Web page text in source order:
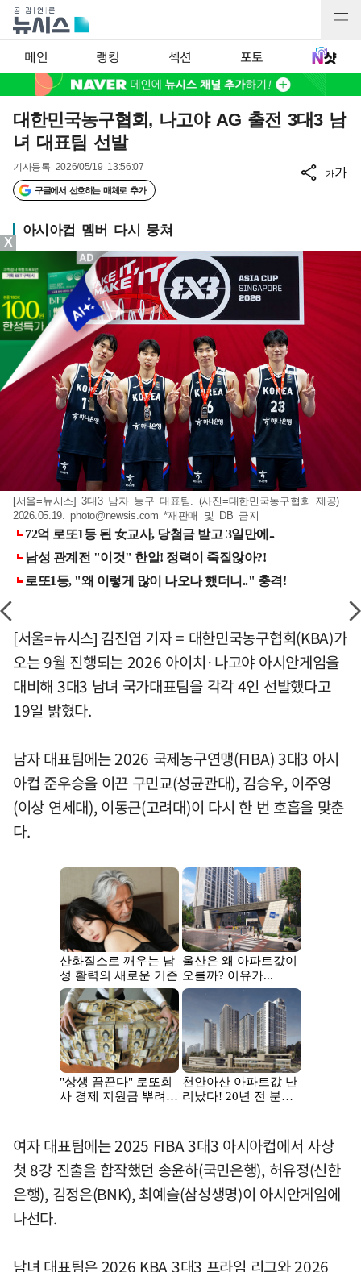
메인 랭킹 섹션 포토
대한민국농구협회, 나고야 AG 출전 3대3 남
녀 대표팀 선발
기사등록 2026/05/19 13:56:07
구글에서 선호하는 매체로 추가
가가
아시아컵 멤버 다시 뭉쳐
[서울=뉴시스] 3대3 남자 농구 대표팀. (사진=대한민국농구협회 제공)
2026.05.19.photo@newsis.com *재판매 및 DB 금지
[서울=뉴시스] 김진엽 기자 = 대한민국농구협회(KBA)가
오는 9월 진행되는 2026 아이치·나고야 아시안게임을
대비해 3대3 남녀 국가대표팀을 각각 4인 선발했다고
19일 밝혔다.
남자 대표팀에는 2026 국제농구연맹(FIBA) 3대3 아시
아컵 준우승을 이끈 구민교(성균관대), 김승우, 이주영
(이상 연세대), 이동근(고려대)이 다시 한 번 호흡을 맞춘
다.
여자 대표팀에는 2025 FIBA 3대3 아시아컵에서 사상
첫 8강 진출을 합작했던 송윤하(국민은행), 허유정(신한
은행), 김정은(BNK), 최예슬(삼성생명)이 아시안게임에
나선다.
남녀 대표팀은 2026 KBA 3대3 프라임 리그와 2026
X